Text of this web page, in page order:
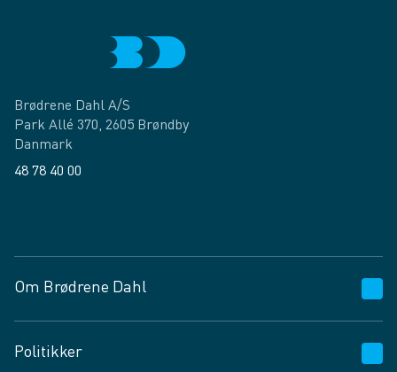
Brødrene Dahl A/S
Park Allé 370, 2605 Brøndby
Danmark
48 78 40 00
Om Brødrene Dahl
Vagttelefon 30 10 89 89
Politikker